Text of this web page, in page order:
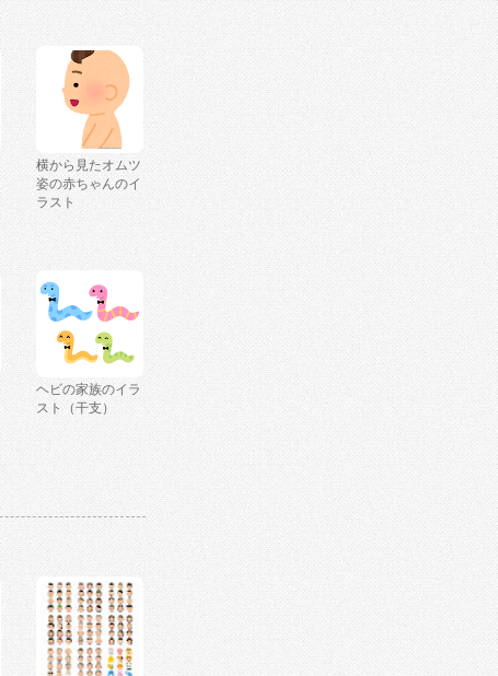
横から見たオムツ
姿の赤ちゃんのイ
ラスト
ヘビの家族のイラ
スト（干支）